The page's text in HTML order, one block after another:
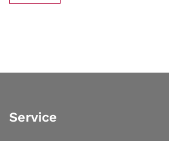
Service